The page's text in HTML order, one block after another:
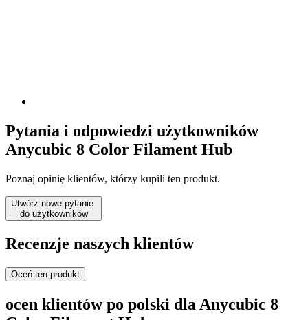
Pytania i odpowiedzi użytkowników
Anycubic 8 Color Filament Hub
Poznaj opinię klientów, którzy kupili ten produkt.
Utwórz nowe pytanie
do użytkowników
Recenzje naszych klientów
Oceń ten produkt
ocen klientów po polski dla Anycubic 8